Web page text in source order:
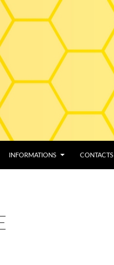
INFORMATIONS CONTACTS